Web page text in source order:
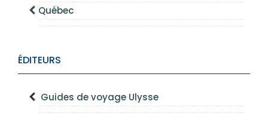
Québec
ÉDITEURS
Guides de voyage Ulysse